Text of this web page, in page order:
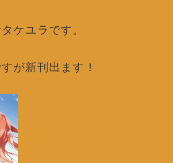
ケユラです。
が新刊出ます！